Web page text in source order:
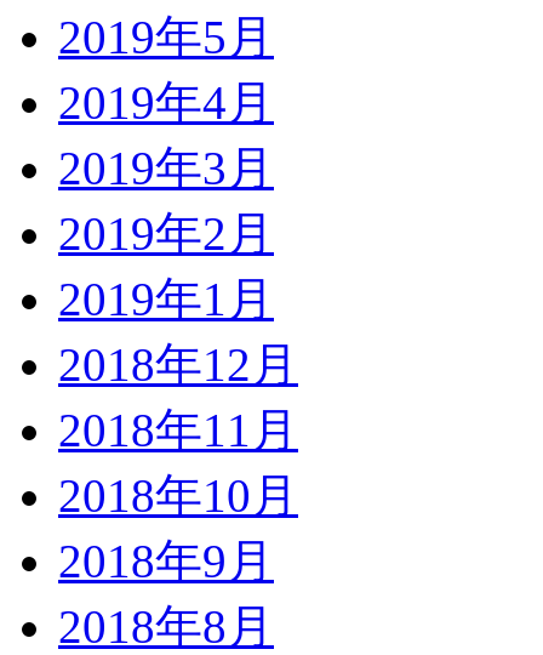
2019年5月
2019年4月
2019年3月
2019年2月
2019年1月
2018年12月
2018年11月
2018年10月
2018年9月
2018年8月